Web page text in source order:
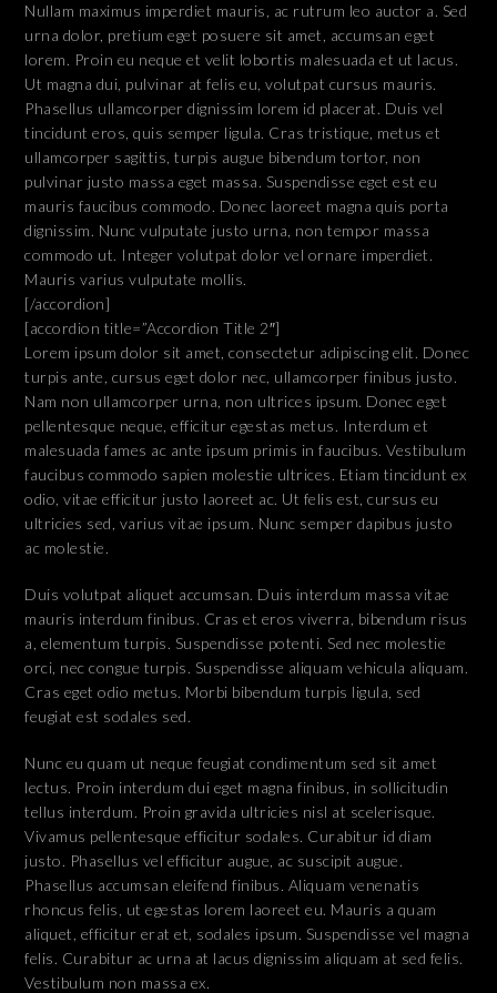
Nullam maximus imperdiet mauris, ac rutrum leo auctor a. Sed
urna dolor, pretium eget posuere sit amet, accumsan eget
lorem. Proin eu neque et velit lobortis malesuada et ut lacus.
Ut magna dui, pulvinar at felis eu, volutpat cursus mauris.
Phasellus ullamcorper dignissim lorem id placerat. Duis vel
tincidunt eros, quis semper ligula. Cras tristique, metus et
ullamcorper sagittis, turpis augue bibendum tortor, non
pulvinar justo massa eget massa. Suspendisse eget est eu
mauris faucibus commodo. Donec laoreet magna quis porta
dignissim. Nunc vulputate justo urna, non tempor massa
commodo ut. Integer volutpat dolor vel ornare imperdiet.
Mauris varius vulputate mollis.
[/accordion]
[accordion title=”Accordion Title 2″]
Lorem ipsum dolor sit amet, consectetur adipiscing elit. Donec
turpis ante, cursus eget dolor nec, ullamcorper finibus justo.
Nam non ullamcorper urna, non ultrices ipsum. Donec eget
pellentesque neque, efficitur egestas metus. Interdum et
malesuada fames ac ante ipsum primis in faucibus. Vestibulum
faucibus commodo sapien molestie ultrices. Etiam tincidunt ex
odio, vitae efficitur justo laoreet ac. Ut felis est, cursus eu
ultricies sed, varius vitae ipsum. Nunc semper dapibus justo
ac molestie.
Duis volutpat aliquet accumsan. Duis interdum massa vitae
mauris interdum finibus. Cras et eros viverra, bibendum risus
a, elementum turpis. Suspendisse potenti. Sed nec molestie
orci, nec congue turpis. Suspendisse aliquam vehicula aliquam.
Cras eget odio metus. Morbi bibendum turpis ligula, sed
feugiat est sodales sed.
Nunc eu quam ut neque feugiat condimentum sed sit amet
lectus. Proin interdum dui eget magna finibus, in sollicitudin
tellus interdum. Proin gravida ultricies nisl at scelerisque.
Vivamus pellentesque efficitur sodales. Curabitur id diam
justo. Phasellus vel efficitur augue, ac suscipit augue.
Phasellus accumsan eleifend finibus. Aliquam venenatis
rhoncus felis, ut egestas lorem laoreet eu. Mauris a quam
aliquet, efficitur erat et, sodales ipsum. Suspendisse vel magna
felis. Curabitur ac urna at lacus dignissim aliquam at sed felis.
Vestibulum non massa ex.